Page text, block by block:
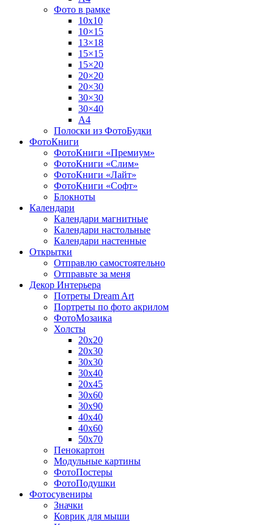
Фото в рамке
10х10
10×15
13×18
15×15
15×20
20×20
20×30
30×30
30×40
A4
Полоски из ФотоБудки
ФотоКниги
ФотоКниги «Премиум»
ФотоКниги «Слим»
ФотоКниги «Лайт»
ФотоКниги «Софт»
Блокноты
Календари
Календари магнитные
Календари настольные
Календари настенные
Открытки
Отправлю самостоятельно
Отправьте за меня
Декор Интерьера
Потреты Dream Art
Портреты по фото акрилом
ФотоМозаика
Холсты
20х20
20х30
30х30
30х40
20х45
30х60
30х90
40х40
40х60
50х70
Пенокартон
Модульные картины
ФотоПостеры
ФотоПодушки
Фотоcувениры
Значки
Коврик для мыши